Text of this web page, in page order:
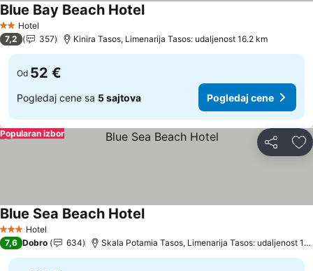
2 Zvezdice
Hotel
Blue Bay Beach HotelPogledaj cene
7,2 357 Kinira Tasos, Limenarija Tasos: udaljenost 16.2 km
Od 52 €
Pogledaj cene sa 5 sajtova Pogledaj cene
Deli
Popularan izbor
3 Zvezdice
Hotel
Blue Sea Beach HotelPogledaj cene
7,6 Dobro 634 Skala Potamia Tasos, Limenarija Tasos: udaljenost